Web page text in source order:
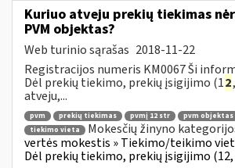
Kuriuo atveju prekių tiekimas
PVM objektas?
Web turinio sąrašas 2018-11-22
Registracijos numeris KM0067 Ši
Dėl prekių tiekimo, prekių įsigijimo (12
atveju,...
pvm prekių tiekimas pvmį 12 str pvm objektas
tiekimo vieta
Mokesčių žinyno
vertės mokestis » Tiekimo/teikimo
Dėl prekių tiekimo, prekių įsigijimo (12,